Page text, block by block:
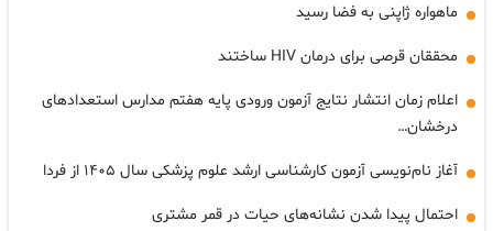
ماهواره ژاپنی به فضا رسید
محققان قرصی برای درمان HIV ساختند
اعلام زمان انتشار نتایج آزمون ورودی پایه هفتم مدارس استعدادهای
درخشان…
آغاز نام‌نویسی آزمون کارشناسی ارشد علوم پزشکی سال ۱۴۰۵ از فردا
احتمال پیدا شدن نشانه‌های حیات در قمر مشتری